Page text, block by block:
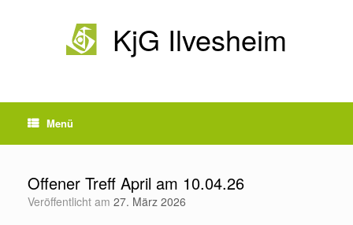
KjG Ilvesheim
Menü
Offener Treff April am 10.04.26
Veröffentlicht am 27. März 2026